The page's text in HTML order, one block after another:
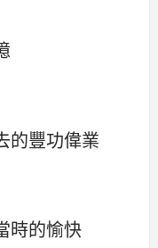
的豐功偉業
時的愉快